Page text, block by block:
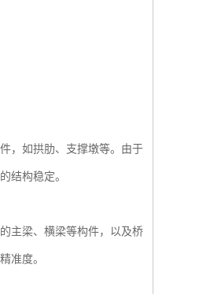
，如拱肋、支撑墩等。由于
结构稳定。
主梁、横梁等构件，以及桥
准度。